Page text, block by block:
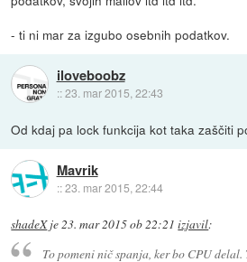
- ti ni mar za izgubo osebnih podatkov.
iloveboobz
::23. mar 2015, 22:43
Od kdaj pa lock funkcija kot taka zaščiti
Mavrik
::23. mar 2015, 22:44
shadeXje 23. mar 2015 ob 22:21 izjavil:
To pomeni nič spanja, ker bo CPU delal.